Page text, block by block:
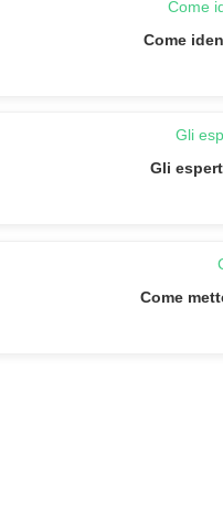
Come
Gli
Come